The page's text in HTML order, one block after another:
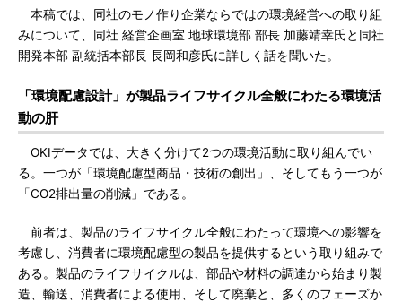
本稿では、同社のモノ作り企業ならではの環境経営への取り組
みについて、同社 経営企画室 地球環境部 部長 加藤靖幸氏と同社
開発本部 副統括本部長 長岡和彦氏に詳しく話を聞いた。
「環境配慮設計」が製品ライフサイクル全般にわたる環境活
動の肝
OKIデータでは、大きく分けて2つの環境活動に取り組んでい
る。一つが「環境配慮型商品・技術の創出」、そしてもう一つが
「CO2排出量の削減」である。
前者は、製品のライフサイクル全般にわたって環境への影響を
考慮し、消費者に環境配慮型の製品を提供するという取り組みで
ある。製品のライフサイクルは、部品や材料の調達から始まり製
造、輸送、消費者による使用、そして廃棄と、多くのフェーズか